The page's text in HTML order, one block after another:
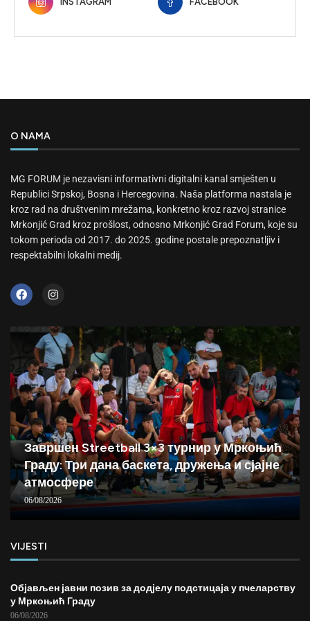
O NAMA
MG FORUM je nezavisni informativni digitalni kanal smješten u
Republici Srpskoj, Bosna i Hercegovina. Naša platforma nastala je
kroz rad na društvenim mrežama, konkretno kroz razvoj stranice
Mrkonjić Grad kroz prošlost, odnosno Mrkonjić Grad Forum, koje su
tokom perioda od 2017. do 2025. godine postale prepoznatljiv i
respektabilni lokalni medij.
Завршен Streetball 3×3 турнир у Мркоњић
Граду: Три дана баскета, дружења и сјајне
атмосфере
06/08/2026
VIJESTI
Објављен јавни позив за додјелу подстицаја у пчеларству
у Мркоњић Граду
06/08/2026